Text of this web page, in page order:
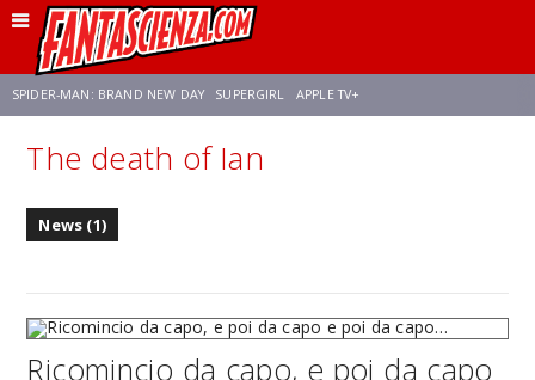
SPIDER-MAN: BRAND NEW DAY SUPERGIRL APPLE TV+
FRANCO RICCIARDIELLO ZENDAYA STAR TREK
The death of Ian
News (1)
Ricomincio da capo, e poi da capo